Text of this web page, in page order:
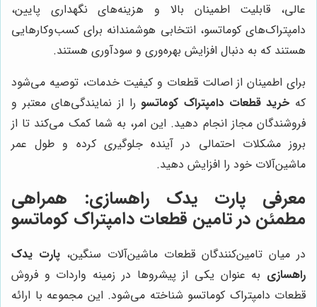
عالی، قابلیت اطمینان بالا و هزینه‌های نگهداری پایین،
دامپتراک‌های کوماتسو، انتخابی هوشمندانه برای کسب‌وکارهایی
هستند که به دنبال افزایش بهره‌وری و سودآوری هستند.
برای اطمینان از اصالت قطعات و کیفیت خدمات، توصیه می‌شود
که خرید قطعات دامپتراک کوماتسورا از نمایندگی‌های معتبر و
فروشندگان مجاز انجام دهید. این امر، به شما کمک می‌کند تا از
بروز مشکلات احتمالی در آینده جلوگیری کرده و طول عمر
ماشین‌آلات خود را افزایش دهید.
معرفی پارت یدک راهسازی: همراهی
مطمئن در تامین قطعات دامپتراک کوماتسو
در میان تامین‌کنندگان قطعات ماشین‌آلات سنگین، پارت یدک
راهسازی به عنوان یکی از پیشروها در زمینه واردات و فروش
قطعات دامپتراک کوماتسو شناخته می‌شود. این مجموعه با ارائه